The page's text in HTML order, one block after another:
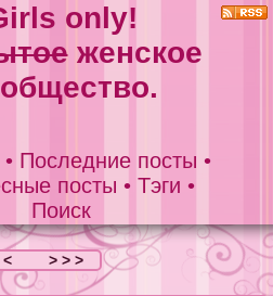
only!
женское
Последние посты •
посты • Тэги •
Поиск
< > > >